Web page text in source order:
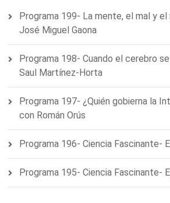
Programa 199- La mente, el mal y
José Miguel Gaona
Programa 198- Cuando el cerebro
Saul Martínez-Horta
Programa 197- ¿Quién gobierna la
con Román Orús
Programa 196- Ciencia Fascinante-
Programa 195- Ciencia Fascinante-